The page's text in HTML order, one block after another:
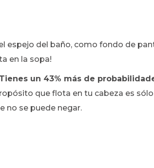
espejo del baño, como fondo de
en la sopa!
Tienes un 43% más de
que flota en tu cabeza es
no se puede negar.